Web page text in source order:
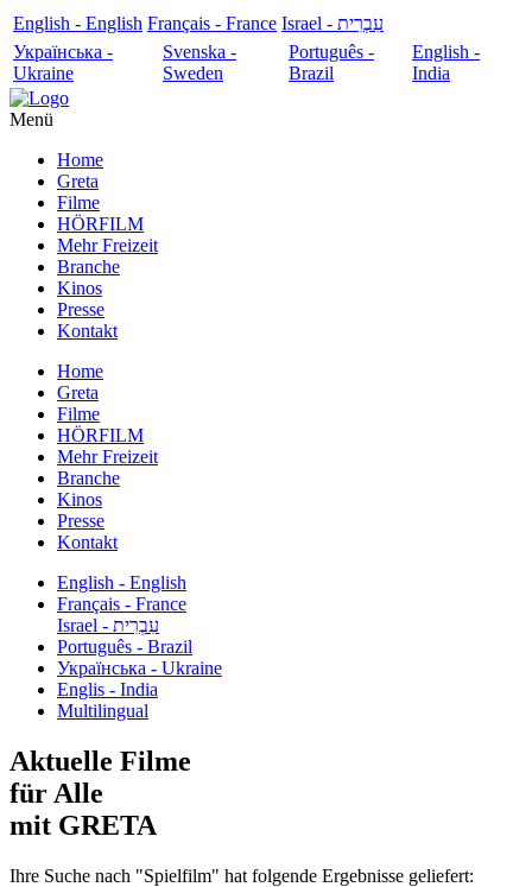
English - English Français - France
עִבְרִית - Israel
Українська -
Ukraine
Svenska -
Sweden
Português -
Brazil
English -
India
Menü
Home
Greta
Filme
HÖRFILM
Mehr Freizeit
Branche
Kinos
Presse
Kontakt
Home
Greta
Filme
HÖRFILM
Mehr Freizeit
Branche
Kinos
Presse
Kontakt
English - English
Français - France
עִבְרִית - Israel
Português - Brazil
Українська - Ukraine
Englis - India
Multilingual
Aktuelle Filme
für Alle
mit GRETA
Ihre Suche nach "Spielfilm" hat folgende Ergebnisse geliefert: